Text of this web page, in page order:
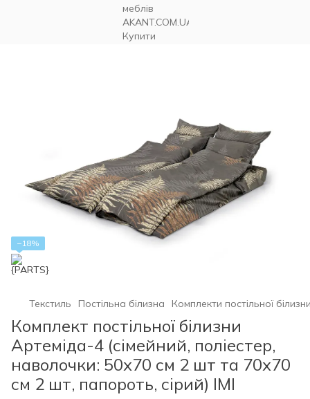
−18%
Текстиль Постільна білизна Комплекти постільної
Комплект постільної білизни
Артеміда-4 (сімейний, поліестер,
наволочки: 50х70 см 2 шт та 70х70
см 2 шт, папороть, сірий) IMI